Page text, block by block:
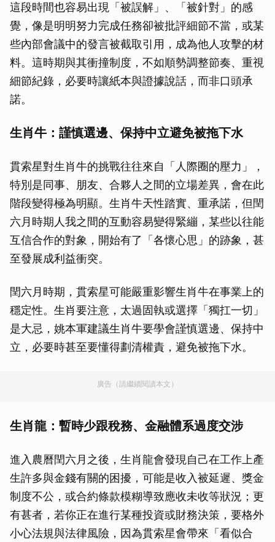
這段時間也容易出現「被誤解」、「被針對」的感
覺，像是明明努力完成任務卻被批評細節不當，或某
些內部會議中的發言被截取引用，成為他人攻擊的材
料。這時期與其衝撞制度，不如順勢調整節奏、重視
細節紀錄，必要時讓紙本與證據說話，而非口頭承
諾。
生肖牛：謹慎選邊、保持中立避免被拖下水
貫索星對生肖牛的挑戰往往來自「人際圈的壓力」，
特別是同事、朋友、合夥人之間的立場差異，會在此
階段變得極為明顯。生肖牛天性踏實、重承諾，但閏
六月時期人我之間的互動容易變得緊繃，某些以往能
互信合作的對象，開始有了「各懷心思」的跡象，甚
至發展成利益衝突。
閏六月時期，貫索星可能嚴重影響生肖牛在事業上的
穩定性。生肖要注意，太過固執或選擇「獨扛一切」
是大忌，姚本軍建議生肖牛要學會謹慎選邊、保持中
立，必要時甚至要懂得劃清權責，避免被拖下水。
廣告（請繼續閱讀本文）
生肖龍：暫時少跟稅務、金融體系過度交涉
進入農曆閏六月之後，生肖龍會發現自己在工作上產
生許多與金錢有關的困擾，可能是收入被延遲、獎金
制度不公，或合約條款模糊導致應收未收等狀況；更
有甚者，若你正在進行某種投資或財務決策，要格外
小心法規與法律風險，因為貫索星會帶來「看似合